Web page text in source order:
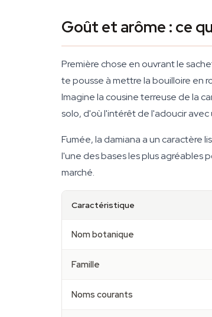
Goût et arôme : ce
Première chose en ouvrant le
te pousse à mettre la bouilloire en
Imagine la cousine terreuse de la
solo, d'où l'intérêt de l'adoucir
Fumée, la damiana a un caractère
l'une des bases les plus agréables
marché.
Caractéristique
Nom botanique
Famille
Noms courants